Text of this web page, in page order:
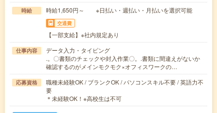
時給 時給1,650円～ ※日払い・週払い・月払いを選択可能
交通費
【一部支給】※社内規定あり
仕事内容
データ入力・タイピング
.。〇書類のチェックや封入作業〇。.書類に間違えがないか
確認するのがメインモクモク×オフィスワークの…
応募資格
職種未経験OK / ブランクOK / パソコンスキル不要 / 英語力不
要
＊未経験OK！※高校生は不可